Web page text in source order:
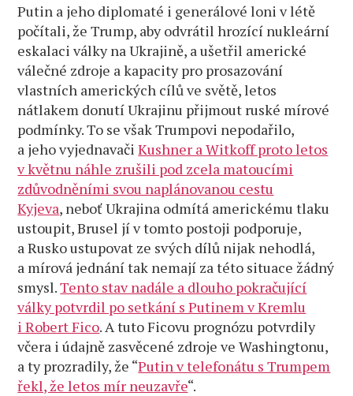
Putin a jeho diplomaté i generálové loni v létě
počítali, že Trump, aby odvrátil hrozící nukleární
eskalaci války na Ukrajině, a ušetřil americké
válečné zdroje a kapacity pro prosazování
vlastních amerických cílů ve světě, letos
nátlakem donutí Ukrajinu přijmout ruské mírové
podmínky. To se však Trumpovi nepodařilo,
a jeho vyjednavačiKushner a Witkoff proto letos
v květnu náhle zrušili pod zcela matoucími
zdůvodněními svou naplánovanou cestu
Kyjeva, neboť Ukrajina odmítá americkému tlaku
ustoupit, Brusel jí v tomto postoji podporuje,
a Rusko ustupovat ze svých dílů nijak nehodlá,
a mírová jednání tak nemají za této situace žádný
smysl.Tento stav nadále a dlouho pokračující
války potvrdil po setkání s Putinem v Kremlu
i Robert Fico. A tuto Ficovu prognózu potvrdily
včera i údajně zasvěcené zdroje ve Washingtonu,
a ty prozradily, že “Putin v telefonátu s Trumpem
řekl, že letos mír neuzavře“.